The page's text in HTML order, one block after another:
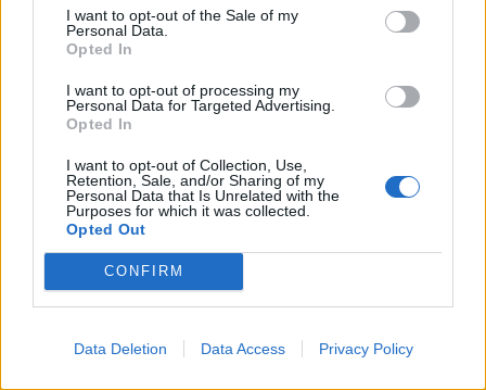
I want to opt-out of the Sale of my
Personal Data.
Opted In
I want to opt-out of processing my
Personal Data for Targeted Advertising.
Opted In
I want to opt-out of Collection, Use,
Retention, Sale, and/or Sharing of my
Personal Data that Is Unrelated with the
Purposes for which it was collected.
Opted Out
CONFIRM
Data Deletion Data Access Privacy Policy
παίκτη εκτοξεύτηκε στις κερκίδες και τραυμάτισε θεατή
- Δείτε βίντεο
Γκουτέρες: Άμεσος τερματισμός των επιθέσεων κατά
αμάχων σε Ουκρανία και Ρωσία
Αδιάκοπες οι ροές μεταναστών στην Κρήτη: Νέα
«καραβιά» στον Τσούτσουρα
Μουσική λαϊκή βραδιά στο Πάρκο Κνωσού την
Παρασκευή 7 Αυγούστου